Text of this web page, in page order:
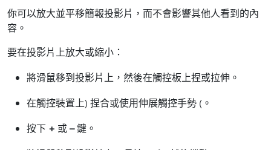
你可以放大並平移簡報投影片，而不會影響其他人看到的內
容。
要在投影片上放大或縮小：
將滑鼠移到投影片上，然後在觸控板上捏或拉伸。
在觸控裝置上) 捏合或使用伸展觸控手勢 (。
按下 + 或–鍵。